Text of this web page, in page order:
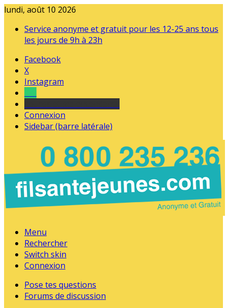
lundi, août 10 2026
Service anonyme et gratuit pour les 12-25 ans tous
les jours de 9h à 23h
Facebook
X
Instagram
Connexion
Sidebar (barre latérale)
Menu
Rechercher
Switch skin
Connexion
Pose tes questions
Forums de discussion